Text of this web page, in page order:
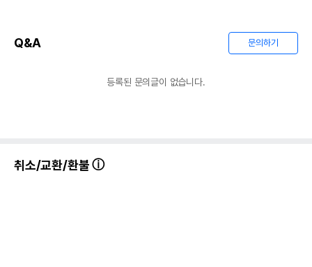
Q&A 문의하기
등록된 문의글이 없습니다.
취소/교환/환불